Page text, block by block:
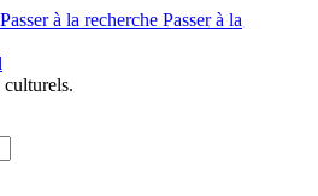
Passer à la recherche Passer à la
culturels.